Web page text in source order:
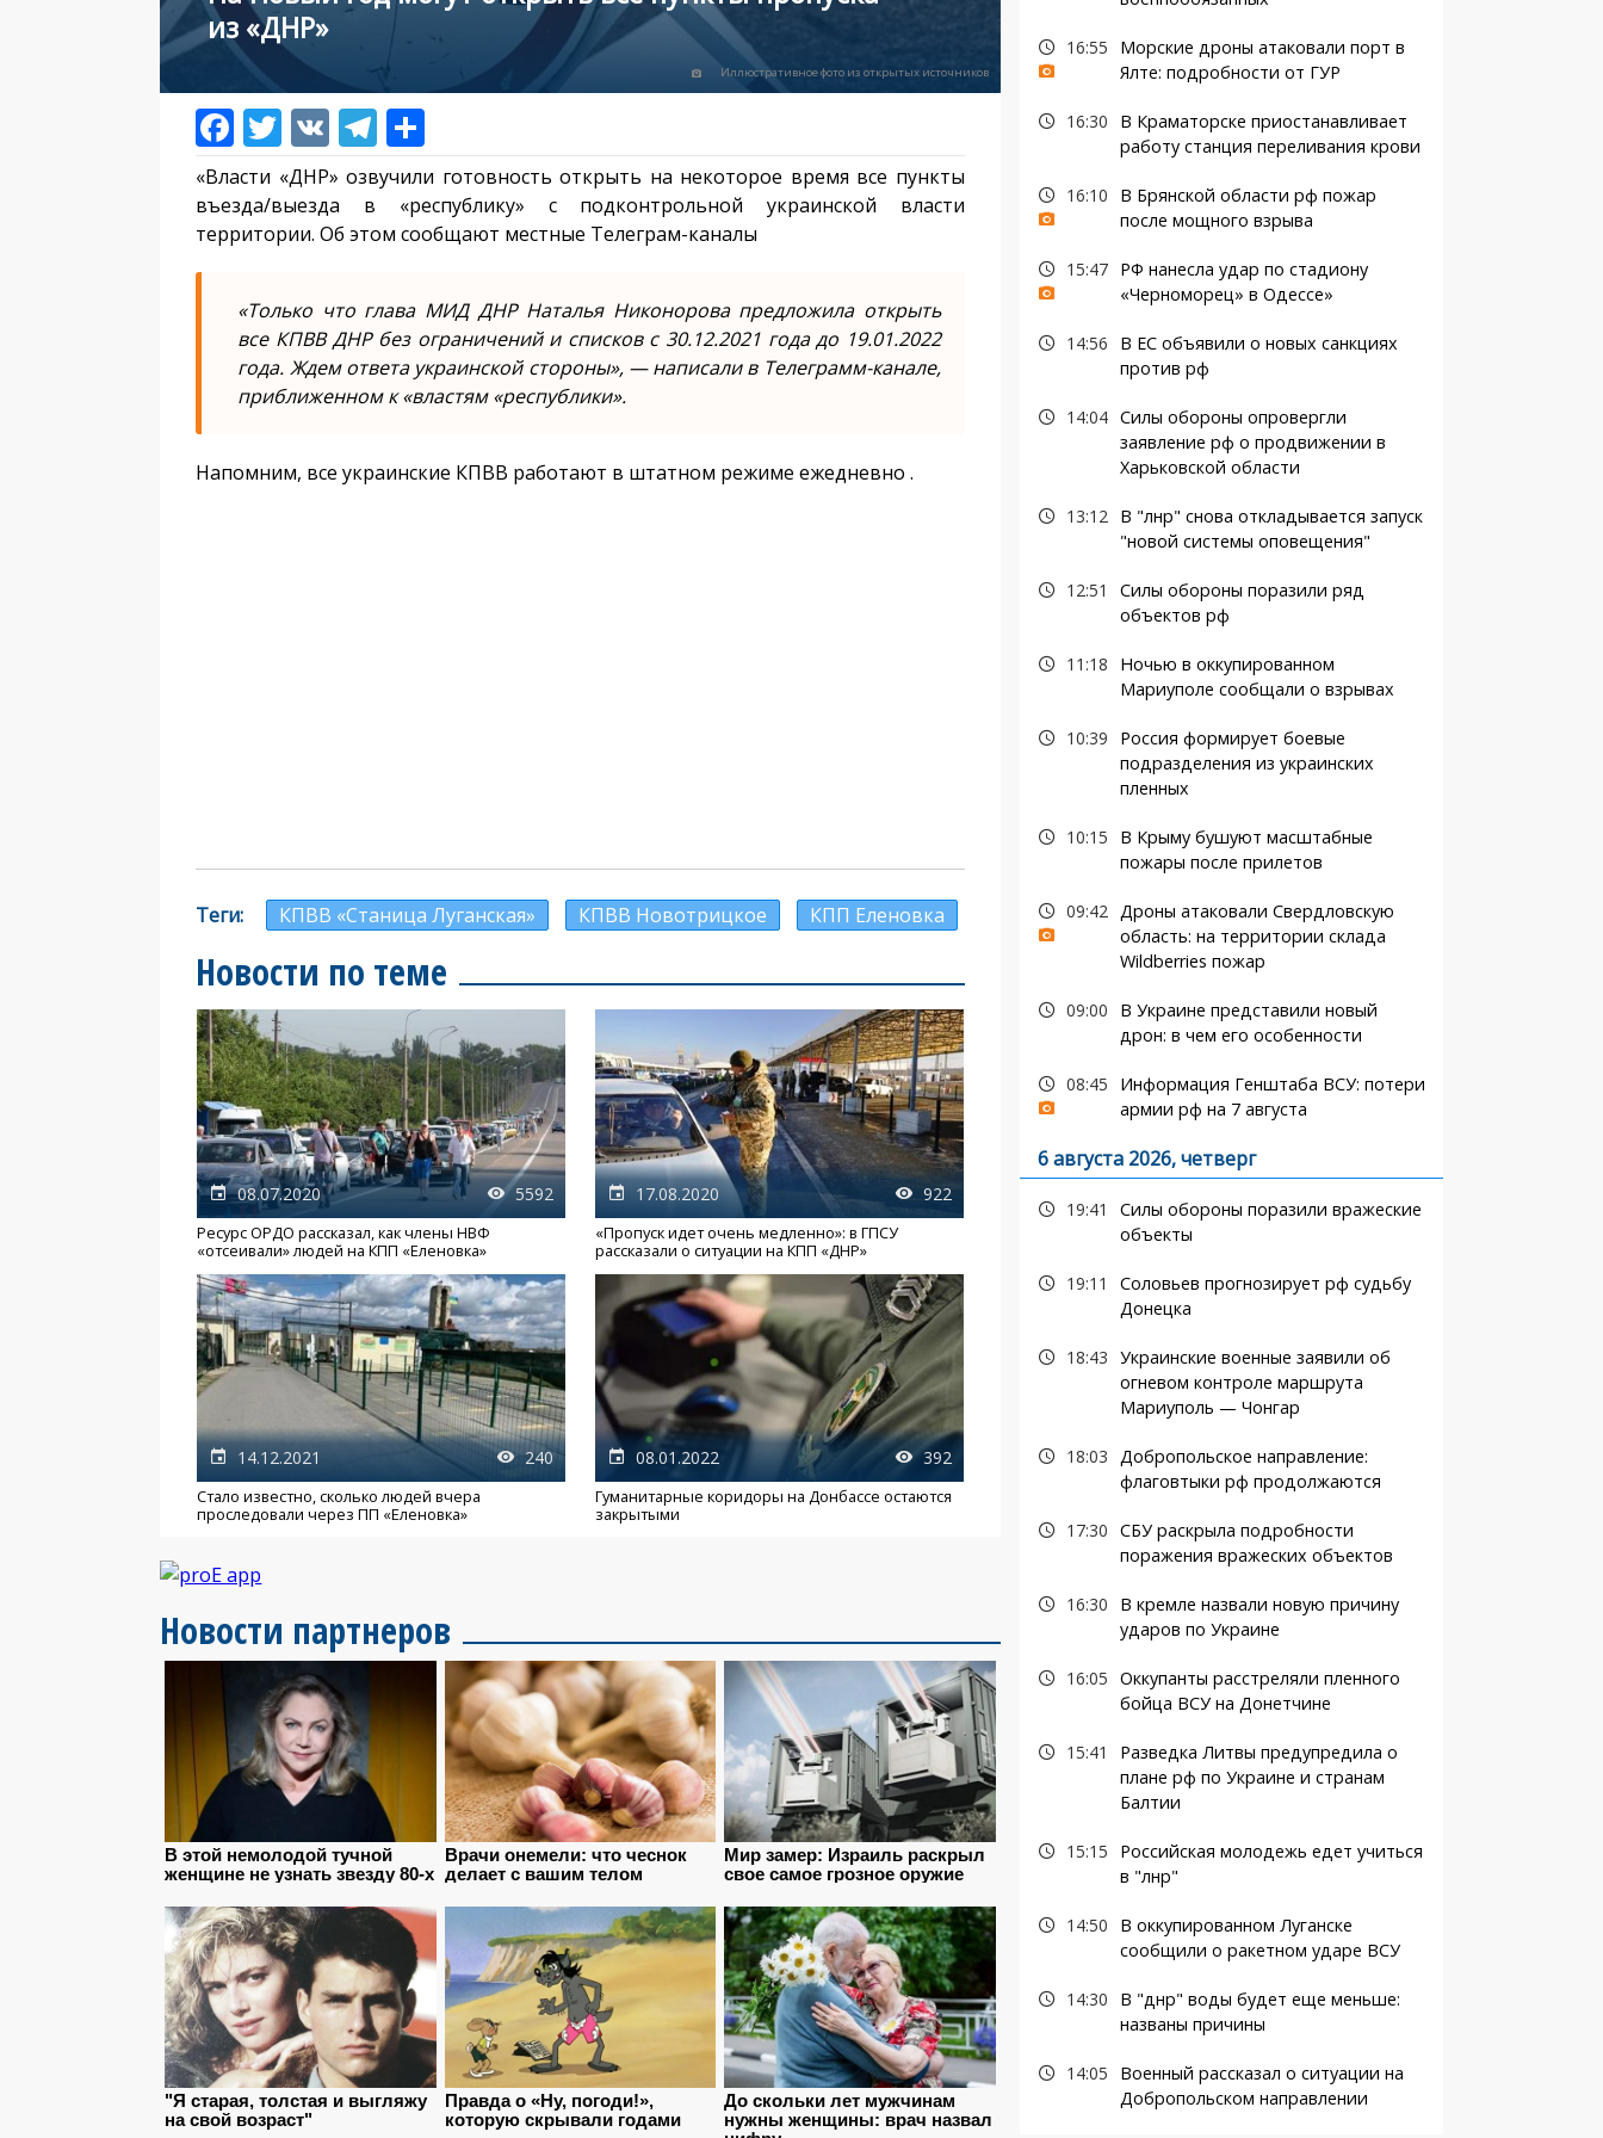
из «ДНР»
Иллюстративное фото из открытых источников
«Власти «ДНР» озвучили готовность открыть на некоторое время все пункты
въезда/выезда в «республику» с подконтрольной украинской власти
территории. Об этом сообщают местные Телеграм-каналы
«Только что глава МИД ДНР Наталья Никонорова предложила открыть
все КПВВ ДНР без ограничений и списков с 30.12.2021 года до 19.01.2022
года. Ждем ответа украинской стороны», — написали в Телеграмм-канале,
приближенном к «властям «республики».
Напомним, все украинские КПВВ работают в штатном режиме ежедневно .
Теги КПВВ «Станица Луганская» КПВВ Новотрицкое КПП Еленовка
Новости по теме
08.07.2020 5592
Ресурс ОРДО рассказал, как члены НВФ
«отсеивали» людей на КПП «Еленовка»
17.08.2020 922
«Пропуск идет очень медленно»: в ГПСУ
рассказали о ситуации на КПП «ДНР»
14.12.2021 240
Стало известно, сколько людей вчера
проследовали через ПП «Еленовка»
08.01.2022 392
Гуманитарные коридоры на Донбассе остаются
закрытыми
Новости партнеров
16:55
Морские дроны атаковали порт в
Ялте: подробности от ГУР
16:30
В Краматорске приостанавливает
работу станция переливания крови
16:10
В Брянской области рф пожар
после мощного взрыва
15:47
РФ нанесла удар по стадиону
«Черноморец» в Одессе»
14:56
В ЕС объявили о новых санкциях
против рф
14:04 Силы обороны опровергли
заявление рф о продвижении в
Харьковской области
13:12
В "лнр" снова откладывается запуск
"новой системы оповещения"
12:51
Силы обороны поразили ряд
объектов рф
11:18
Ночью в оккупированном
Мариуполе сообщали о взрывах
10:39
Россия формирует боевые
подразделения из украинских
пленных
10:15
В Крыму бушуют масштабные
пожары после прилетов
09:42 Дроны атаковали Свердловскую
область: на территории склада
Wildberries пожар
09:00
В Украине представили новый
дрон: в чем его особенности
08:45
Информация Генштаба ВСУ: потери
армии рф на 7 августа
6 августа 2026, четверг
19:41
Силы обороны поразили вражеские
объекты
19:11
Соловьев прогнозирует рф судьбу
Донецка
18:43 Украинские военные заявили об
огневом контроле маршрута
Мариуполь — Чонгар
18:03 Добропольское направление:
флаговтыки рф продолжаются
17:30 СБУ раскрыла подробности
поражения вражеских объектов
16:30
В кремле назвали новую причину
ударов по Украине
16:05 Оккупанты расстреляли пленного
бойца ВСУ на Донетчине
15:41
Разведка Литвы предупредила о
плане рф по Украине и странам
Балтии
15:15
Российская молодежь едет учиться
в "лнр"
14:50
В оккупированном Луганске
сообщили о ракетном ударе ВСУ
14:30
В "днр" воды будет еще меньше:
названы причины
14:05
Военный рассказал о ситуации на
Добропольском направлении